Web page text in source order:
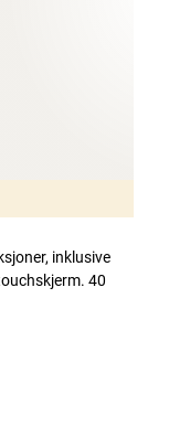
inklusive
40